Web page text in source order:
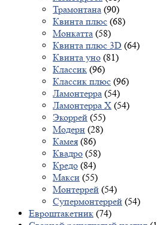
Трамонтана (90)
Квинта плюс (68)
Монкатта (58)
Квинта плюс 3D (64)
Квинта уно (81)
Классик (96)
Классик плюс (96)
Ламонтерра (54)
Ламонтерра X (54)
Экоррей (55)
Модерн (28)
Камея (86)
Квадро (58)
Кредо (84)
Макси (55)
Монтеррей (54)
Супермонтеррей (54)
Евроштакетник (74)